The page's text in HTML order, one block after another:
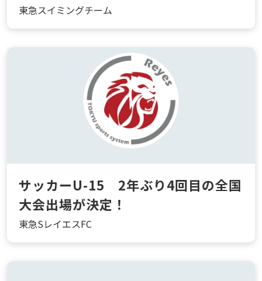
東急スイミングチーム
サッカーU-15 2年ぶり4回目の全国
大会出場が決定！
東急SレイエスFC